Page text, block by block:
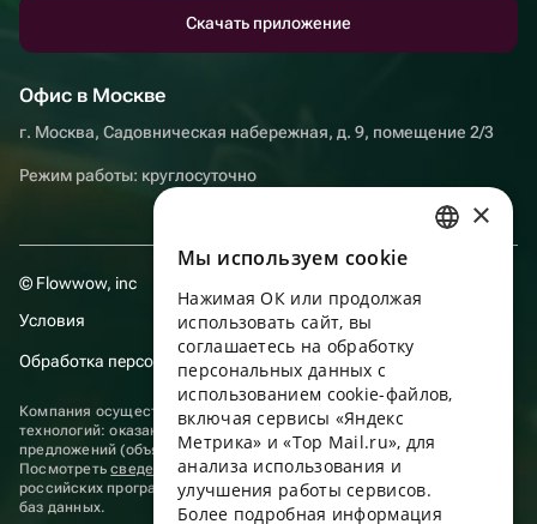
Скачать приложение
Офис в Москве
г. Москва, Садовническая набережная, д. 9, помещение 2/3
Режим работы: круглосуточно
© Flowwow, inc
Условия
Обработка персональных данных
Компания осуществляет деятельность в области информационных
технологий: оказание услуг в сети “Интернет” по размещению
предложений (объявлений) продавцов о реализации товаров.
Посмотретьсведения о программах, включенных в реестр
российских программ для электронных вычислительных машин и
баз данных.
ENGLISH
UKRAINIAN
PORTUGUESE
×
Мы используем сookie
Нажимая ОК или продолжая
использовать сайт, вы
соглашаетесь на обработку
персональных данных с
использованием cookie-файлов,
включая сервисы «Яндекс
Метрика» и «Top Mail.ru», для
анализа использования и
улучшения работы сервисов.
Более подробная информация